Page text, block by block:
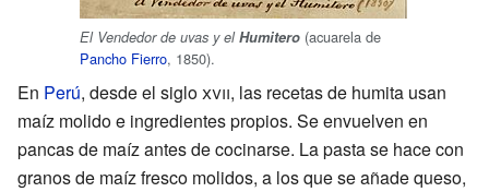
El Vendedor de uvas y elHumitero (acuarela de
Pancho Fierro, 1850).
En Perú, desde el sigloxvii, las recetas de humita usan
maíz molido e ingredientes propios. Se envuelven en
pancas de maíz antes de cocinarse. La pasta se hace con
granos de maíz fresco molidos, a los que se añade queso,